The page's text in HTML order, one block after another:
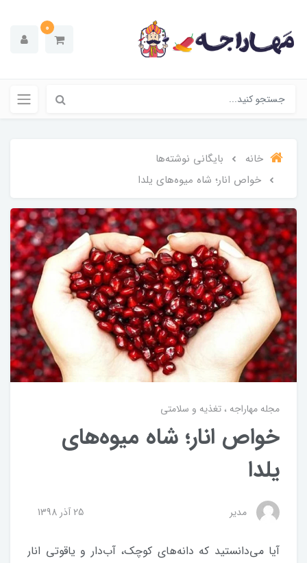
0
خانه
بایگانی نوشته‌ها
خواص انار؛ شاه میوه‌های یلدا
مجله مهاراجه تغذیه و سلامتی
خواص انار؛ شاه میوه‌های
یلدا
مدیر 25 آذر 1398
آیا می‌دانستید که دانه‌های کوچک، آب‌دار و یاقوتی انار